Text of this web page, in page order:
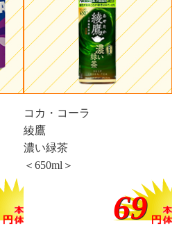
コカ・コーラ
綾鷹
濃い緑茶
＜650ml＞
69